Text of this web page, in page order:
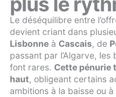
Le déséquilibre entre
devient criant dans
Lisbonne à Cascais, de
passant par l’Algarve, les
font rares. Cette pénurie
haut, obligeant certains
ambitions à la baisse ou